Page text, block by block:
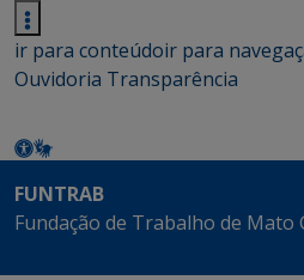
ir para conteúdoir para
Ouvidoria Transparência
FUNTRAB
Fundação de Trabalho de Mato